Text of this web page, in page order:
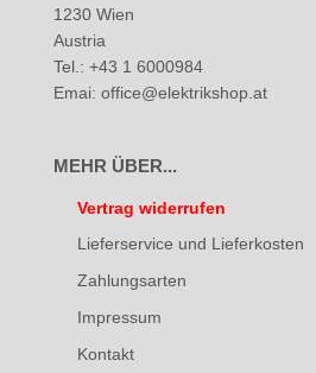
1230 Wien
Austria
Tel.: +43 1 6000984
Emai: office@elektrikshop.at
MEHR ÜBER...
Vertrag widerrufen
Lieferservice und Lieferkosten
Zahlungsarten
Impressum
Kontakt